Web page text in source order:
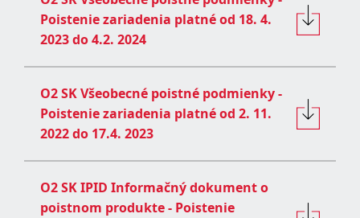
Poistenie zariadenia platné od 18. 4.
2023 do 4.2. 2024
O2 SK Všeobecné poistné podmienky -
Poistenie zariadenia platné od 2. 11.
2022 do 17.4. 2023
O2 SK IPID Informačný dokument o
poistnom produkte - Poistenie